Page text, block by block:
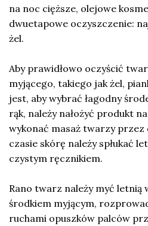
na noc cięższe, olejowe
dwuetapowe oczyszczenie:
żel.
Aby prawidłowo oczyścić
myjącego, takiego jak żel,
jest, aby wybrać łagodny
rąk, należy nałożyć produkt
wykonać masaż twarzy przez
czasie skórę należy spłukać
czystym ręcznikiem.
Rano twarz należy myć letnią
środkiem myjącym,
ruchami opuszków palców